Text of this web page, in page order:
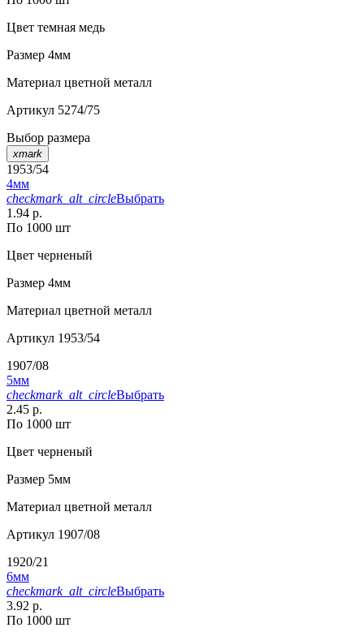
Цвет темная медь
Размер 4мм
Материал цветной металл
Артикул 5274/75
Выбор размера
xmark
1953/54
4мм
checkmark_alt_circleВыбрать
1.94 р.
По 1000 шт
Цвет черненый
Размер 4мм
Материал цветной металл
Артикул 1953/54
1907/08
5мм
checkmark_alt_circleВыбрать
2.45 р.
По 1000 шт
Цвет черненый
Размер 5мм
Материал цветной металл
Артикул 1907/08
1920/21
6мм
checkmark_alt_circleВыбрать
3.92 р.
По 1000 шт